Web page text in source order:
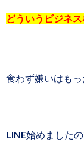
どういうビジネ
食わず嫌いはも
LINE始めました